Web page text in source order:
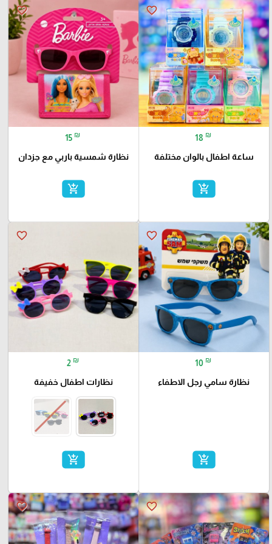
favorite_border
18 ₪
ساعة اطفال بالوان مختلفة
add_shopping_cart
favorite_border
15 ₪
نظارة شمسية باربي مع جزدان
add_shopping_cart
favorite_border
10 ₪
نظارة سامي رجل الاطفاء
add_shopping_cart
favorite_border
2 ₪
نظارات اطفال خفيفة
add_shopping_cart
favorite_border
favorite_border